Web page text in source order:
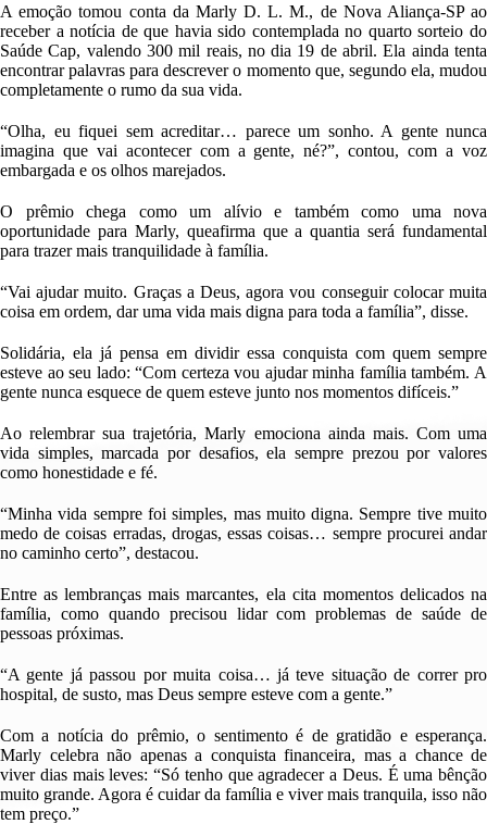
A emoção tomou conta da MarlyD. L. M., de Nova Aliança-SPao
receber a notícia de que havia sido contemplada no quarto sorteio do
Saúde Cap, valendo300 mil reais, no dia 19 de abril.Ela ainda tenta
encontrar palavras para descrever o momento que, segundo ela, mudou
completamente o rumo da sua vida.
“Olha, eu fiquei sem acreditar… parece um sonho. A gente nunca
imagina que vai acontecer com a gente, né?”, contou, com a voz
embargada e os olhos marejados.
O prêmio
chega como um alívio e também como uma nova
oportunidade para Marly, queafirma que a quantia será fundamental
para trazer mais tranquilidade à família.
“Vai ajudar muito. Graças a Deus, agoravou conseguir colocar muita
coisa em ordem, dar uma vida mais digna para toda a família”, disse.
Solidária, ela já pensa em dividir essa conquista com quem sempre
esteve ao seu lado:“Com certeza vou ajudar minha família também. A
gente nunca esquece de quem esteve junto nos momentos difíceis.”
Ao relembrar sua trajetória, Marly emociona ainda mais. Com uma
vida simples, marcada por desafios, ela sempre prezou por valores
como honestidade e fé.
“Minha vida sempre foi simples, mas muito digna. Sempre tive muito
medo de coisas erradas, drogas, essas coisas… sempre procurei andar
no caminho certo”, destacou.
Entre as lembranças mais marcantes, ela cita momentos delicados na
família, como quando precisou lidar com problemas de saúde de
pessoas próximas.
“A gente já passou por muita coisa… já teve situação de correr pro
hospital, de susto, mas Deus sempre esteve com a gente.”
Com a notícia do prêmio, o sentimento é de gratidão e esperança.
Marly celebra não apenas a conquista financeira, mas a chance de
viver dias mais leves: “Só tenho que agradecer a Deus. É uma bênção
muito grande. Agora é cuidar da família e viver mais tranquila, isso não
tem preço.”